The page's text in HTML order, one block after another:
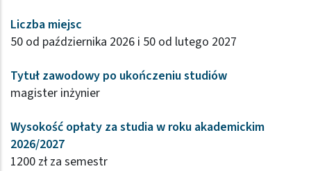
Liczba miejsc
50 od października 2026 i 50 od lutego 2027
Tytuł zawodowy po ukończeniu studiów
magister inżynier
Wysokość opłaty za studia w roku akademickim
2026/2027
1200 zł za semestr